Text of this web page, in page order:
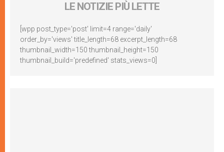
LE NOTIZIE PIÙ LETTE
[wpp post_type='post' limit=4 range='daily'
order_by='views' title_length=68 excerpt_length=68
thumbnail_width=150 thumbnail_height=150
thumbnail_build='predefined' stats_views=0]